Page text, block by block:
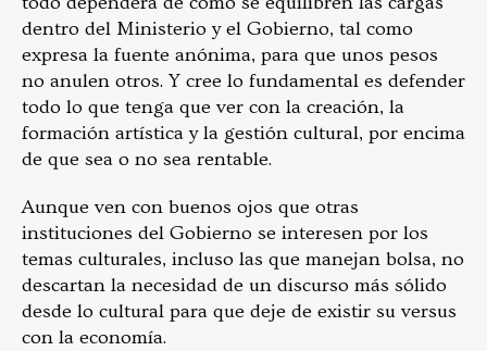
dentro del Ministerio y el Gobierno, tal como
expresa la fuente anónima, para que unos pesos
no anulen otros. Y cree lo fundamental es defender
todo lo que tenga que ver con la creación, la
formación artística y la gestión cultural, por encima
de que sea o no sea rentable.
Aunque ven con buenos ojos que otras
instituciones del Gobierno se interesen por los
temas culturales, incluso las que manejan bolsa, no
descartan la necesidad de un discurso más sólido
desde lo cultural para que deje de existir su versus
con la economía.